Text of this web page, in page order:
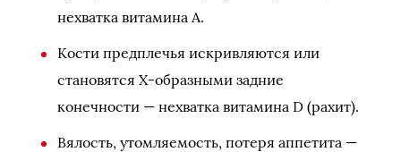
нехватка витамина А.
Кости предплечья искривляются или
становятся Х-образными задние
конечности — нехватка витамина D (рахит).
Вялость, утомляемость, потеря аппетита —